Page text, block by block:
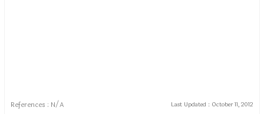
References : N/A Last Updated : October 11, 2012